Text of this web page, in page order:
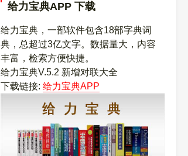
给力宝典APP 下载
给力宝典，一部软件包含18部字典词
典，总超过3亿文字。数据量大，内容
丰富，检索方便快捷。
给力宝典V.5.2 新增对联大全
下载链接: 给力宝典APP